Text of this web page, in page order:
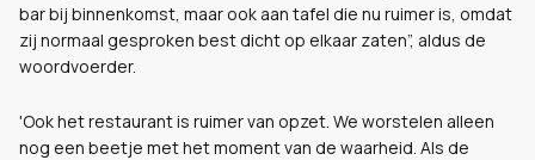
bar bij binnenkomst, maar ook aan tafel die nu ruimer is, omdat
zij normaal gesproken best dicht op elkaar zaten”, aldus de
woordvoerder.
'Ook het restaurant is ruimer van opzet. We worstelen alleen
nog een beetje met het moment van de waarheid. Als de